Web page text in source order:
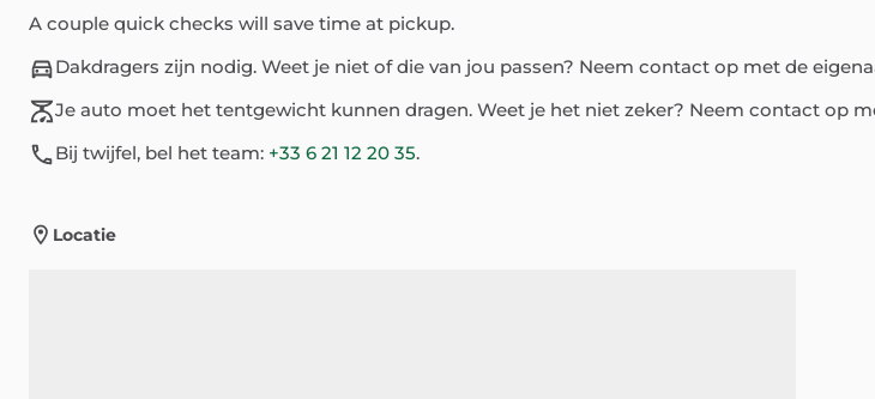
A couple quick checks will save time at pickup.
Dakdragers zijn nodig. Weet je niet of die van jou passen? Neem contact op met de
Je auto moet het tentgewicht kunnen dragen. Weet je het niet zeker? Neem contact op
Bij twijfel, bel het team: +33 6 21 12 20 35.
Locatie